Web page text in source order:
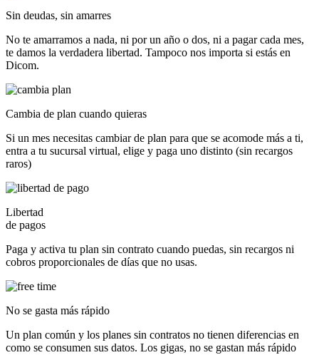
Sin deudas, sin amarres
No te amarramos a nada, ni por un año o dos, ni a pagar cada mes,
te damos la verdadera libertad. Tampoco nos importa si estás en
Dicom.
Cambia de plan cuando quieras
Si un mes necesitas cambiar de plan para que se acomode más a ti,
entra a tu sucursal virtual, elige y paga uno distinto (sin recargos
raros)
Libertad
de pagos
Paga y activa tu plan sin contrato cuando puedas, sin recargos ni
cobros proporcionales de días que no usas.
No se gasta más rápido
Un plan común y los planes sin contratos no tienen diferencias en
como se consumen sus datos. Los gigas, no se gastan más rápido